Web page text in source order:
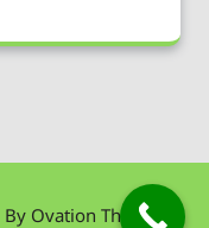
By Ovation Themes